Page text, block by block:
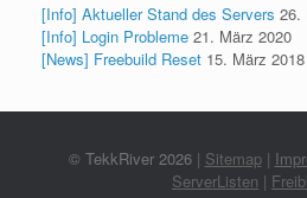
[Info] Aktueller Stand des Servers 26.
[Info] Login Probleme 21. März 2020
[News] Freebuild Reset 15. März 2018
© TekkRiver 2026 | Sitemap|
ServerListen |